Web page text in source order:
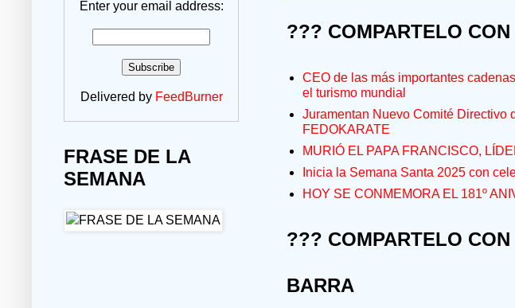
??? COMPARTELO
CEO de las más importantes
el turismo mundial
Juramentan Nuevo Comité Directivo
FEDOKARATE
MURIÓ EL PAPA FRANCISCO,
Inicia la Semana Santa 2025 con
HOY SE CONMEMORA EL 181º
??? COMPARTELO
BARRA
Enter your email address:
Delivered by FeedBurner
FRASE DE LA
SEMANA